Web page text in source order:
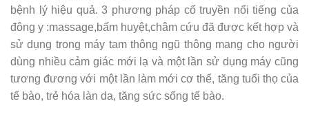
bệnh lý hiệu quả. 3 phương pháp cổ truyền nổi tiếng của
đông y :massage,bấm huyệt,châm cứu đã được kết hợp và
sử dụng trong máy tam thông ngũ thông mang cho người
dùng nhiều cảm giác mới lạ và một lần sử dụng máy cũng
tương đương với một lần làm mới cơ thể, tăng tuổi thọ của
tế bào, trẻ hóa làn da, tăng sức sống tế bào.